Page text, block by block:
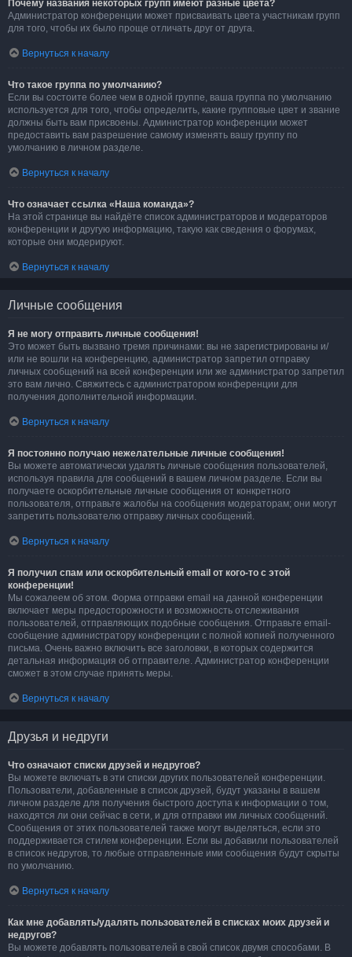
Почему названия некоторых групп имеют разные цвета?
Администратор конференции может присваивать цвета участникам групп
для того, чтобы их было проще отличать друг от друга.
Вернуться к началу
Что такое группа по умолчанию?
Если вы состоите более чем в одной группе, ваша группа по умолчанию
используется для того, чтобы определить, какие групповые цвет и звание
должны быть вам присвоены. Администратор конференции может
предоставить вам разрешение самому изменять вашу группу по
умолчанию в личном разделе.
Вернуться к началу
Что означает ссылка «Наша команда»?
На этой странице вы найдёте список администраторов и модераторов
конференции и другую информацию, такую как сведения о форумах,
которые они модерируют.
Вернуться к началу
Личные сообщения
Я не могу отправить личные сообщения!
Это может быть вызвано тремя причинами: вы не зарегистрированы и/
или не вошли на конференцию, администратор запретил отправку
личных сообщений на всей конференции или же администратор запретил
это вам лично. Свяжитесь с администратором конференции для
получения дополнительной информации.
Вернуться к началу
Я постоянно получаю нежелательные личные сообщения!
Вы можете автоматически удалять личные сообщения пользователей,
используя правила для сообщений в вашем личном разделе. Если вы
получаете оскорбительные личные сообщения от конкретного
пользователя, отправьте жалобы на сообщения модераторам; они могут
запретить пользователю отправку личных сообщений.
Вернуться к началу
Я получил спам или оскорбительный email от кого-то с этой
конференции!
Мы сожалеем об этом. Форма отправки email на данной конференции
включает меры предосторожности и возможность отслеживания
пользователей, отправляющих подобные сообщения. Отправьте email-
сообщение администратору конференции с полной копией полученного
письма. Очень важно включить все заголовки, в которых содержится
детальная информация об отправителе. Администратор конференции
сможет в этом случае принять меры.
Вернуться к началу
Друзья и недруги
Что означают списки друзей и недругов?
Вы можете включать в эти списки других пользователей конференции.
Пользователи, добавленные в список друзей, будут указаны в вашем
личном разделе для получения быстрого доступа к информации о том,
находятся ли они сейчас в сети, и для отправки им личных сообщений.
Сообщения от этих пользователей также могут выделяться, если это
поддерживается стилем конференции. Если вы добавили пользователей
в список недругов, то любые отправленные ими сообщения будут скрыты
по умолчанию.
Вернуться к началу
Как мне добавлять/удалять пользователей в списках моих друзей и
недругов?
Вы можете добавлять пользователей в свой список двумя способами. В